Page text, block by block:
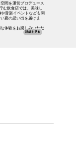
間を運営プロデュース
む飲食店では、美味し
音楽イベントなども開
夏の思い出を届けま
体験をお楽しみいただ
詳細を見る